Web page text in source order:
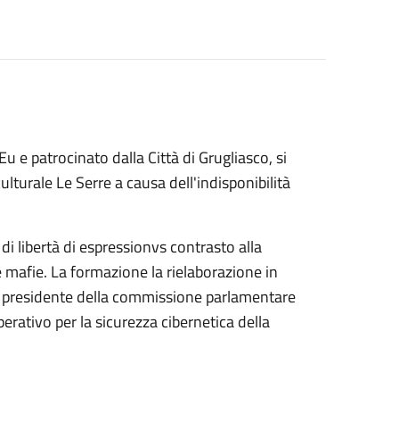
e patrocinato dalla Città di Grugliasco, si
Le Serre a causa dell'indisponibilità
libertà di espressionvs contrasto alla
La formazione la rielaborazione in
della commissione parlamentare
per la sicurezza cibernetica della